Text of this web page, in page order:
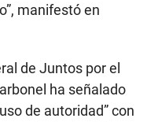
manifestó en
de Juntos por el
ha señalado
de autoridad” con